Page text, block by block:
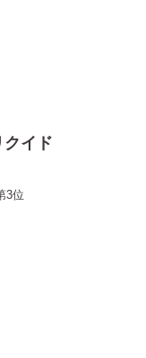
イド
3位